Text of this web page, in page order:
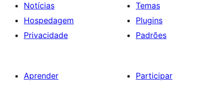
Notícias
Hospedagem
Privacidade
Temas
Plugins
Padrões
Aprender
Participar